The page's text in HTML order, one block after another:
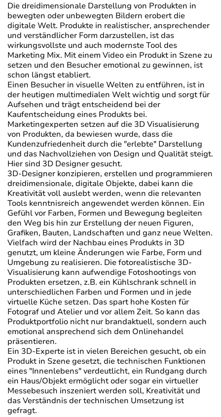
Die dreidimensionale Darstellung von Produkten in
bewegten oder unbewegten Bildern erobert die
digitale Welt. Produkte in realistischer, ansprechender
und verständlicher Form darzustellen, ist das
wirkungsvollste und auch modernste Tool des
Marketing Mix. Mit einem Video ein Produkt in Szene zu
setzen und den Besucher emotional zu gewinnen, ist
schon längst etabliert.
Einen Besucher in visuelle Welten zu entführen, ist in
der heutigen multimedialen Welt wichtig und sorgt für
Aufsehen und trägt entscheidend bei der
Kaufentscheidung eines Produkts bei.
Marketingexperten setzen auf die 3D Visualisierung
von Produkten, da bewiesen wurde, dass die
Kundenzufriedenheit durch die "erlebte" Darstellung
und das Nachvollziehen von Design und Qualität steigt.
Hier sind 3D Designer gesucht.
3D-Designer konzipieren, erstellen und programmieren
dreidimensionale, digitale Objekte, dabei kann die
Kreativität voll auslebt werden, wenn die relevanten
Tools kenntnisreich angewendet werden können. Ein
Gefühl vor Farben, Formen und Bewegung begleiten
den Weg bis hin zur Erstellung der neuen Figuren,
Grafiken, Bauten, Landschaften und ganz neue Welten.
Vielfach wird der Nachbau eines Produkts in 3D
genutzt, um kleine Änderungen wie Farbe, Form und
Umgebung zu realisieren. Die fotorealistische 3D-
Visualisierung kann aufwendige Fotoshootings von
Produkten ersetzen, z.B. ein Kühlschrank schnell in
unterschiedlichen Farben und Formen und in jede
virtuelle Küche setzen. Das spart hohe Kosten für
Fotograf und Atelier und vor allem Zeit. So kann das
Produktportfolio nicht nur brandaktuell, sondern auch
emotional ansprechend sich dem Onlinehandel
präsentieren.
Ein 3D-Experte ist in vielen Bereichen gesucht, ob ein
Produkt in Szene gesetzt, die technischen Funktionen
eines "Innenlebens" verdeutlicht, ein Rundgang durch
ein Haus/Objekt ermöglicht oder sogar ein virtueller
Messebesuch inszeniert werden soll, Kreativität und
das Verständnis der technischen Umsetzung ist
gefragt.